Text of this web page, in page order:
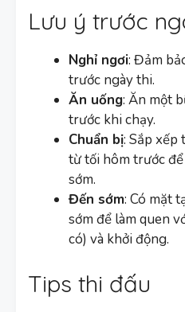
Lưu ý trước
Nghỉ ngơi: Đảm
trước ngày thi.
Ăn uống: Ăn một
trước khi chạy.
Chuẩn bị: Sắp xếp
từ tối hôm trước
sớm.
Đến sớm: Có mặt
sớm để làm quen
có) và khởi động.
Tips thi đấu